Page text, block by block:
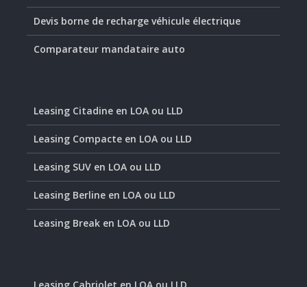
Devis borne de recharge véhicule électrique
Comparateur mandataire auto
Leasing Citadine en LOA ou LLD
Leasing Compacte en LOA ou LLD
Leasing SUV en LOA ou LLD
Leasing Berline en LOA ou LLD
Leasing Break en LOA ou LLD